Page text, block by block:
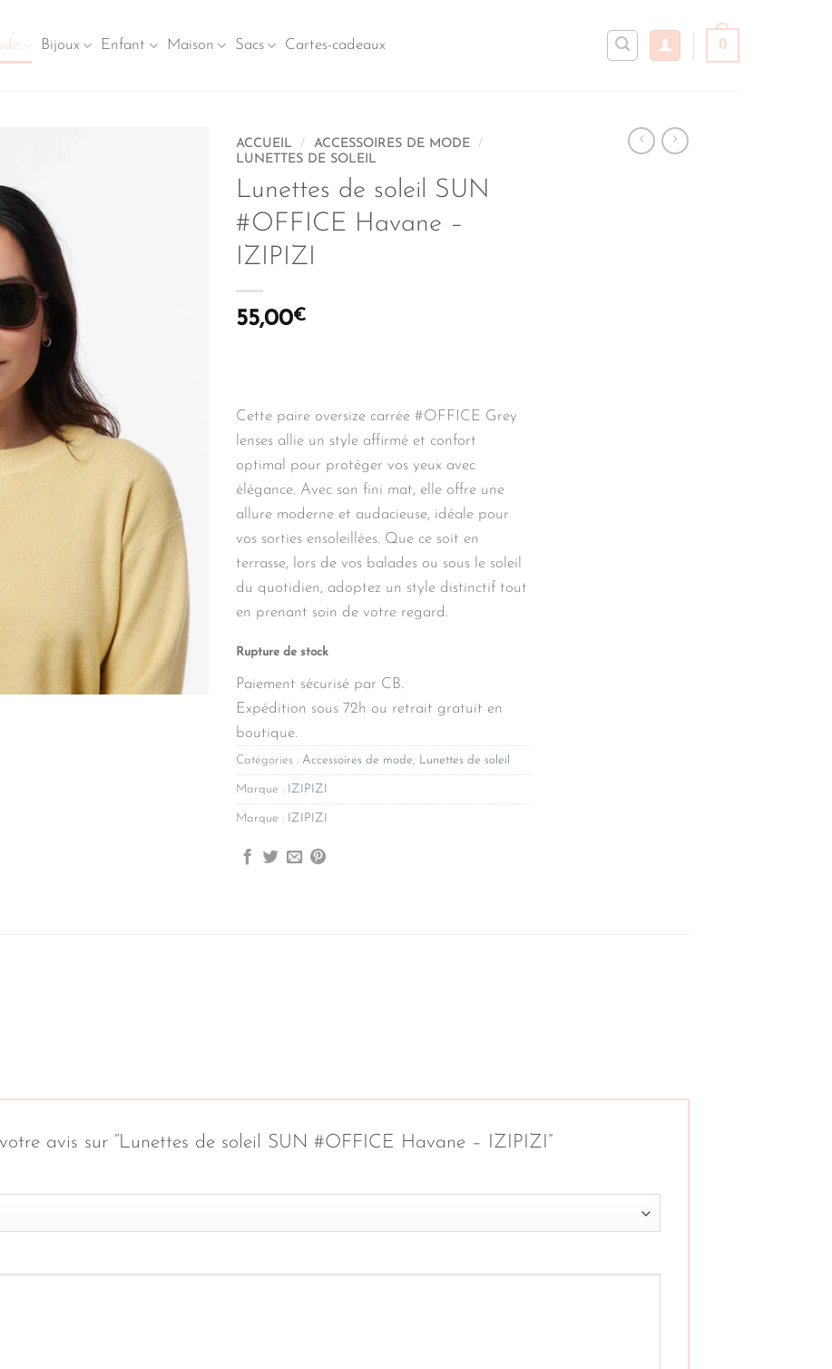
Bijoux Enfant Maison Sacs Cartes-cadeaux 0
ACCUEIL / ACCESSOIRES DE MODE
/
LUNETTES DE SOLEIL
Lunettes de soleil SUN
#OFFICE Havane –
IZIPIZI
55,00€
Cette paire oversize carrée #OFFICE Grey
lenses allie un style affirmé et confort
optimal pour protéger vos yeux avec
élégance. Avec son fini mat, elle offre une
allure moderne et audacieuse, idéale pour
vos sorties ensoleillées. Que ce soit en
terrasse, lors de vos balades ou sous le soleil
du quotidien, adoptez un style distinctif tout
en prenant soin de votre regard.
Rupture de stock
Paiement sécurisé par CB.
Expédition sous 72h ou retrait gratuit en
boutique.
Catégories : Accessoires de mode, Lunettes de soleil
Marque : IZIPIZI
Marque : IZIPIZI
avis sur “Lunettes de soleil SUN #OFFICE Havane – IZIPIZI”